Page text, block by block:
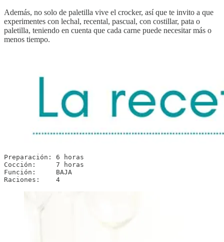
Además, no solo de paletilla vive el crocker, así que te invito a que
experimentes con lechal, recental, pascual, con costillar, pata o
paletilla, teniendo en cuenta que cada carne puede necesitar más o
menos tiempo.
Preparación: 6 horas
Cocción:     7 horas
Función:     BAJA
Raciones:    4